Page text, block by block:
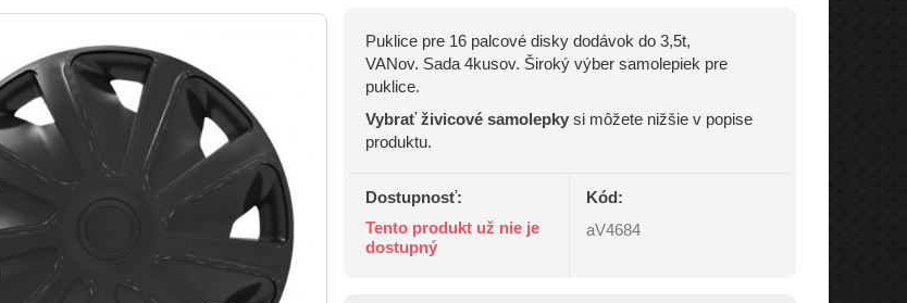
Puklice pre 16 palcové disky dodávok do 3,5t,
VANov. Sada 4kusov. Široký výber samolepiek pre
puklice.
Vybrať živicové samolepkysi môžete nižšie v popise
produktu.
Dostupnosť:
Tento produkt už nie je
dostupný
Kód:
aV4684